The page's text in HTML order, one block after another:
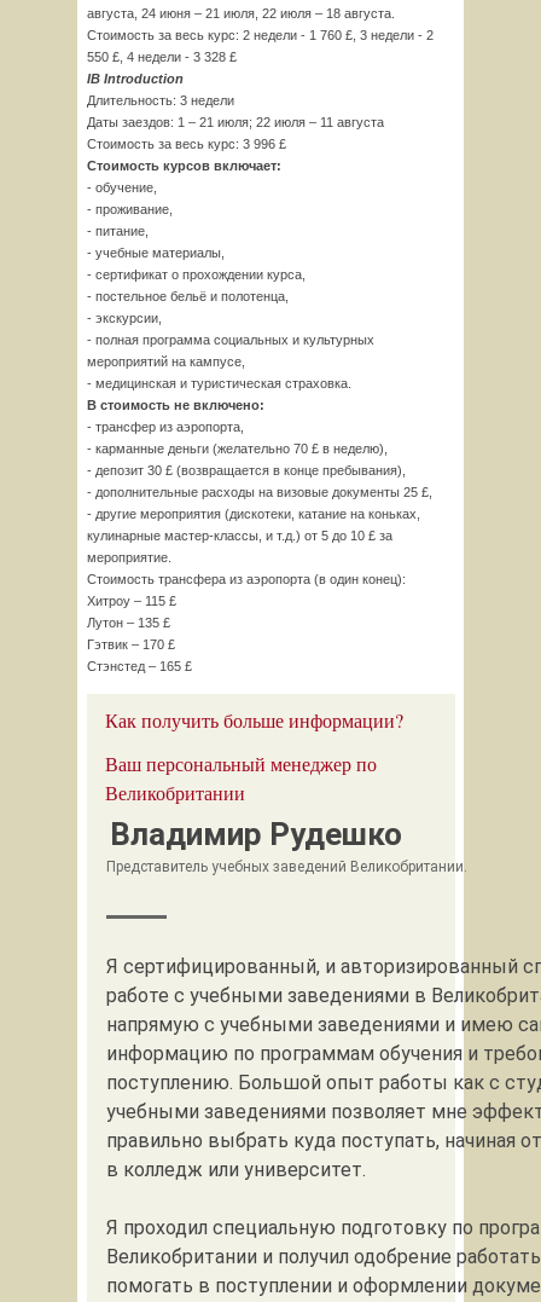
августа, 24 июня – 21 июля, 22 июля – 18 августа.
Стоимость за весь курс: 2 недели - 1 760 £, 3 недели - 2
550 £, 4 недели - 3 328 £
IB Introduction
Длительность: 3 недели
Даты заездов: 1 – 21 июля; 22 июля – 11 августа
Стоимость за весь курс: 3 996 £
Стоимость курсов включает:
- обучение,
- проживание,
- питание,
- учебные материалы,
- сертификат о прохождении курса,
- постельное бельё и полотенца,
- экскурсии,
- полная программа социальных и культурных
мероприятий на кампусе,
- медицинская и туристическая страховка.
В стоимость не включено:
- трансфер из аэропорта,
- карманные деньги (желательно 70 £ в неделю),
- депозит 30 £ (возвращается в конце пребывания),
- дополнительные расходы на визовые документы 25 £,
- другие мероприятия (дискотеки, катание на коньках,
кулинарные мастер-классы, и т.д.) от 5 до 10 £ за
мероприятие.
Стоимость трансфера из аэропорта (в один конец):
Хитроу – 115 £
Лутон – 135 £
Гэтвик – 170 £
Стэнстед – 165 £
Как получить больше информации?
Ваш персональный менеджер по
Великобритании
Владимир Рудешко
Представитель учебных заведений Великобритании.
Я сертифицированный, и авторизированный
работе с учебными заведениями в
напрямую с учебными заведениями и имею
информацию по программам обучения и
поступлению. Большой опыт работы как с
учебными заведениями позволяет мне
правильно выбрать куда поступать, начиная
в колледж или университет.
Я проходил специальную подготовку по
Великобритании и получил одобрение
помогать в поступлении и оформлении